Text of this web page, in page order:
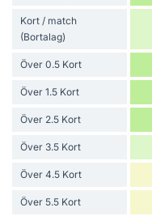
Kort / match
(Bortalag)
Över 0.5 Kort
Över 1.5 Kort
Över 2.5 Kort
Över 3.5 Kort
Över 4.5 Kort
Över 5.5 Kort